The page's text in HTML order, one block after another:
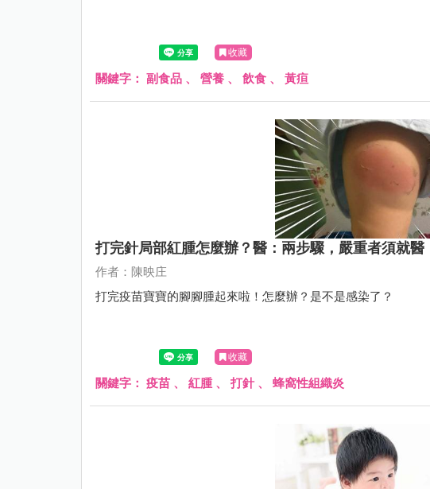
收藏
關鍵字： 副食品 、 營養 、 飲食 、 黃疸
打完針局部紅腫怎麼辦？醫：兩步驟，嚴重者須就醫
作者：陳映庄
打完疫苗寶寶的腳腳腫起來啦！怎麼辦？是不是感染了？
收藏
關鍵字： 疫苗 、 紅腫、 打針 、 蜂窩性組織炎